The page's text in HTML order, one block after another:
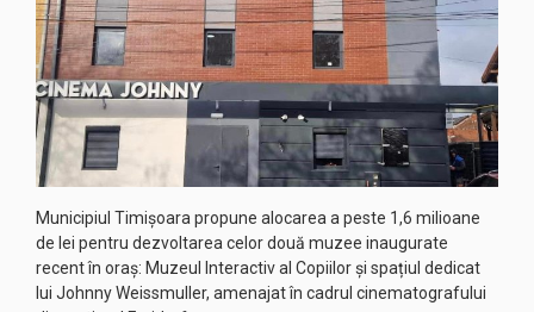
Municipiul Timișoara propune alocarea a peste 1,6 milioane
de lei pentru dezvoltarea celor două muzee inaugurate
recent în oraș: Muzeul Interactiv al Copiilor și spațiul dedicat
lui Johnny Weissmuller, amenajat în cadrul cinematografului